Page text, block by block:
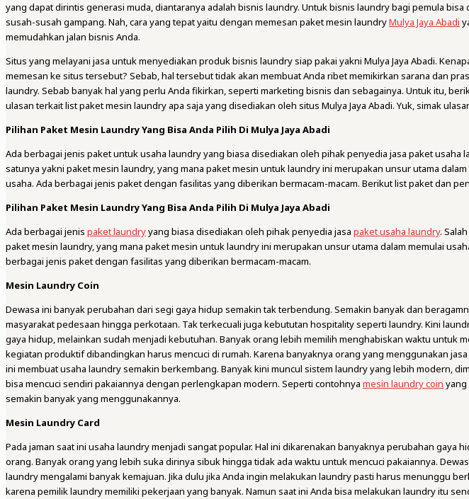
yang dapat dirintis generasi muda, diantaranya adalah bisnis laundry. Untuk bisnis laundry bagi pemula bisa
susah-susah gampang. Nah, cara yang tepat yaitu dengan memesan paket mesin laundryMulya Jaya Abadi
memudahkan jalan bisnis Anda.
Situs yang melayani jasa untuk menyediakan produk bisnis laundry siap pakai yakni Mulya Jaya Abadi.
memesan ke situs tersebut? Sebab, hal tersebut tidak akan membuat Anda ribet memikirkan sarana dan
laundry. Sebab banyak hal yang perlu Anda fikirkan, seperti marketing bisnis dan sebagainya. Untuk itu,
ulasan terkait list paket mesin laundry apa saja yang disediakan oleh situs Mulya Jaya Abadi. Yuk, simak
Pilihan Paket Mesin Laundry Yang Bisa Anda Pilih Di Mulya Jaya Abadi
Ada berbagai jenis paket untuk usaha laundry yang biasa disediakan oleh pihak penyedia jasa paket usaha
satunya yakni paket mesin laundry, yang mana paket mesin untuk laundry ini merupakan unsur utama dalam
usaha. Ada berbagai jenis paket dengan fasilitas yang diberikan bermacam-macam. Berikut list paket dan
Pilihan Paket Mesin Laundry Yang Bisa Anda Pilih Di Mulya Jaya Abadi
Ada berbagai jenis paket laundryyang biasa disediakan oleh pihak penyedia jasa paket usaha laundry.
paket mesin laundry, yang mana paket mesin untuk laundry ini merupakan unsur utama dalam memulai
berbagai jenis paket dengan fasilitas yang diberikan bermacam-macam.
Mesin Laundry Coin
Dewasa ini banyak perubahan dari segi gaya hidup semakin tak terbendung. Semakin banyak dan
masyarakat pedesaan hingga perkotaan. Tak terkecuali juga kebututan hospitality seperti laundry. Kini
gaya hidup, melainkan sudah menjadi kebutuhan. Banyak orang lebih memilih menghabiskan waktu untuk
kegiatan produktif dibandingkan harus mencuci di rumah. Karena banyaknya orang yang menggunakan jasa
ini membuat usaha laundry semakin berkembang. Banyak kini muncul sistem laundry yang lebih modern,
bisa mencuci sendiri pakaiannya dengan perlengkapan modern. Seperti contohnya mesin laundry coin yang
semakin banyak yang menggunakannya.
Mesin Laundry Card
Pada jaman saat ini usaha laundry menjadi sangat popular. Hal ini dikarenakan banyaknya perubahan gaya
orang. Banyak orang yang lebih suka dirinya sibuk hingga tidak ada waktu untuk mencuci pakaiannya.
laundry mengalami banyak kemajuan. Jika dulu jika Anda ingin melakukan laundry pasti harus menunggu
karena pemilik laundry memiliki pekerjaan yang banyak. Namun saat ini Anda bisa melakukan laundry itu